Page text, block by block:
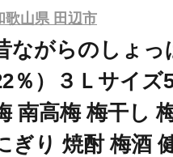
歌山県 田辺市
ながらのしょっ
％）３Ｌサイ
南高梅 梅干し
ぎり 焼酎 梅酒